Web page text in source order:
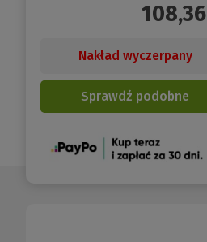
108,36
Nakład wyczerpany
Sprawdź podobne
(Nowe